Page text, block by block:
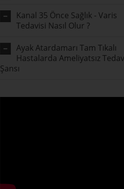
Kanal 35 Önce Sağlık - Varis
Tedavisi Nasıl Olur ?
Ayak Atardamarı Tam Tıkalı
Hastalarda Ameliyatsız
Şansı